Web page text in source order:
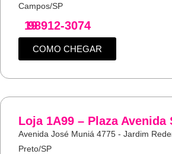
Campos/SP
19
98912-3074
COMO CHEGAR
Loja 1A99 – Plaza Avenida
Avenida José Muniá 4775 - Jardim
Preto/SP